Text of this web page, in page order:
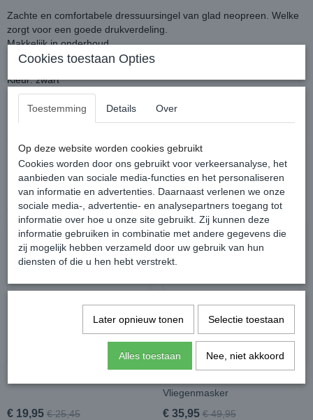
Zachte en comfortabele dressuursingel van glad neopreen. Welke
zorgt voor een goede drukverdeling.
Makkelijk in onderhoud.
RVS gespen.
Kleur: zwart
Reacties
Ook interessant
€ 19,95 € 25,45
Vliegenmasker
€ 35,95 € 49,95
Cookies toestaan Opties
Toestemming Details Over
Op deze website worden cookies gebruikt
Cookies worden door ons gebruikt voor verkeersanalyse, het
aanbieden van sociale media-functies en het personaliseren
van informatie en advertenties. Daarnaast verlenen we onze
sociale media-, advertentie- en analysepartners toegang tot
informatie over hoe u onze site gebruikt. Zij kunnen deze
informatie gebruiken in combinatie met andere gegevens die
zij mogelijk hebben verzameld door uw gebruik van hun
diensten of die u hen hebt verstrekt.
Later opnieuw tonen Selectie toestaan
Alles toestaan Nee, niet akkoord